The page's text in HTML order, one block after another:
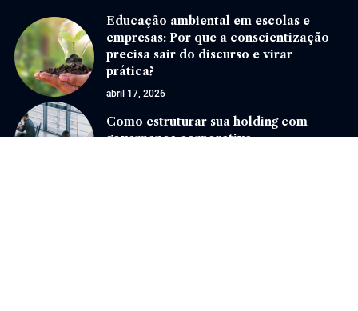
Educação ambiental em escolas e
empresas: Por que a conscientização
precisa sair do discurso e virar
prática?
abril 17, 2026
Como estruturar sua holding com
governança corporativa